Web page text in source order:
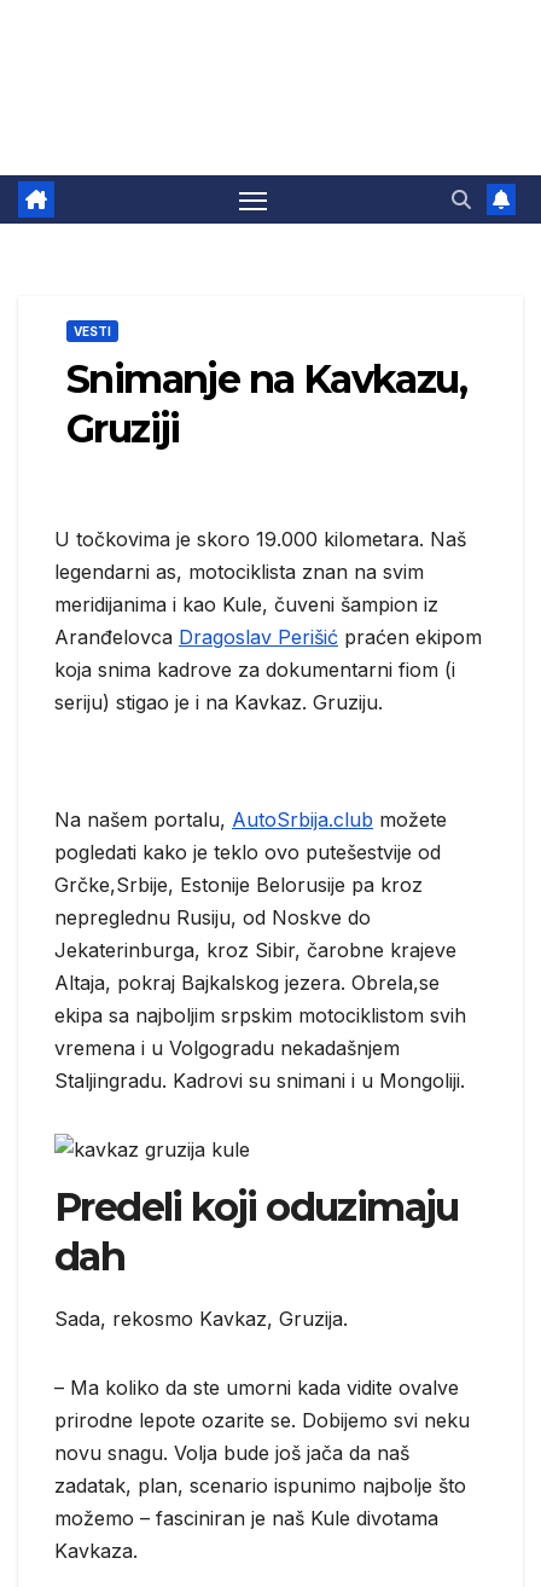
VESTI
Snimanje na Kavkazu,
Gruziji
U točkovima je skoro 19.000 kilometara. Naš
legendarni as, motociklista znan na svim
meridijanima i kao Kule, čuveni šampion iz
Aranđelovca Dragoslav Perišić praćen ekipom
koja snima kadrove za dokumentarni fiom (i
seriju) stigao je i na Kavkaz. Gruziju.
Na našem portalu, AutoSrbija.club možete
pogledati kako je teklo ovo putešestvije od
Grčke,Srbije, Estonije Belorusije pa kroz
nepreglednu Rusiju, od Noskve do
Jekaterinburga, kroz Sibir, čarobne krajeve
Altaja, pokraj Bajkalskog jezera. Obrela,se
ekipa sa najboljim srpskim motociklistom svih
vremena i u Volgogradu nekadašnjem
Staljingradu. Kadrovi su snimani i u Mongoliji.
Predeli koji oduzimaju
dah
Sada, rekosmo Kavkaz, Gruzija.
– Ma koliko da ste umorni kada vidite ovalve
prirodne lepote ozarite se. Dobijemo svi neku
novu snagu. Volja bude još jača da naš
zadatak, plan, scenario ispunimo najbolje što
možemo – fasciniran je naš Kule divotama
Kavkaza.